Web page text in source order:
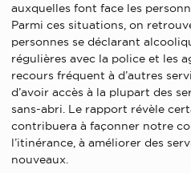
auxquelles font face les
Parmi ces situations, on
personnes se déclarant
régulières avec la police et les
recours fréquent à d’autres
d’avoir accès à la plupart des
sans-abri. Le rapport révèle
contribuera à façonner notre
l’itinérance, à améliorer des
nouveaux.